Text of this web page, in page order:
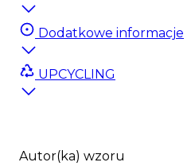
Szelki bezuciskowe
personalizowany szyty na
w ciągu 7-14 dni
wymiarami poniżej i
zbliżony rozmiar, a
(mierzony w miejscu
bezuciski dlatego
Dodatkowe informacje
UPCYCLING
Autor(ka) wzoru